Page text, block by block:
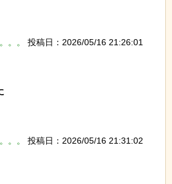
。。
投稿日：2026/05/16 21:26:01
。。
投稿日：2026/05/16 21:31:02